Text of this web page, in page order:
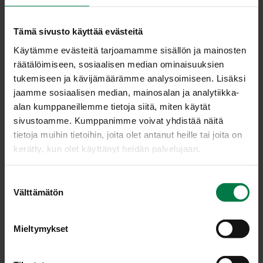
Tämä sivusto käyttää evästeitä
Käytämme evästeitä tarjoamamme sisällön ja mainosten
räätälöimiseen, sosiaalisen median ominaisuuksien
tukemiseen ja kävijämäärämme analysoimiseen. Lisäksi
jaamme sosiaalisen median, mainosalan ja analytiikka-
alan kumppaneillemme tietoja siitä, miten käytät
sivustoamme. Kumppanimme voivat yhdistää näitä
tietoja muihin tietoihin, joita olet antanut heille tai joita on
kerätty, kun olet käyttänyt heidän palvelujaan.
Välttämätön
Mieltymykset
Par­sa­kaa­li5